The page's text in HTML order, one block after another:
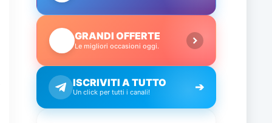
GRANDI OFFERTE
Le migliori occasioni oggi.
ISCRIVITI A TUTTO
Un click per tutti i canali! ➔